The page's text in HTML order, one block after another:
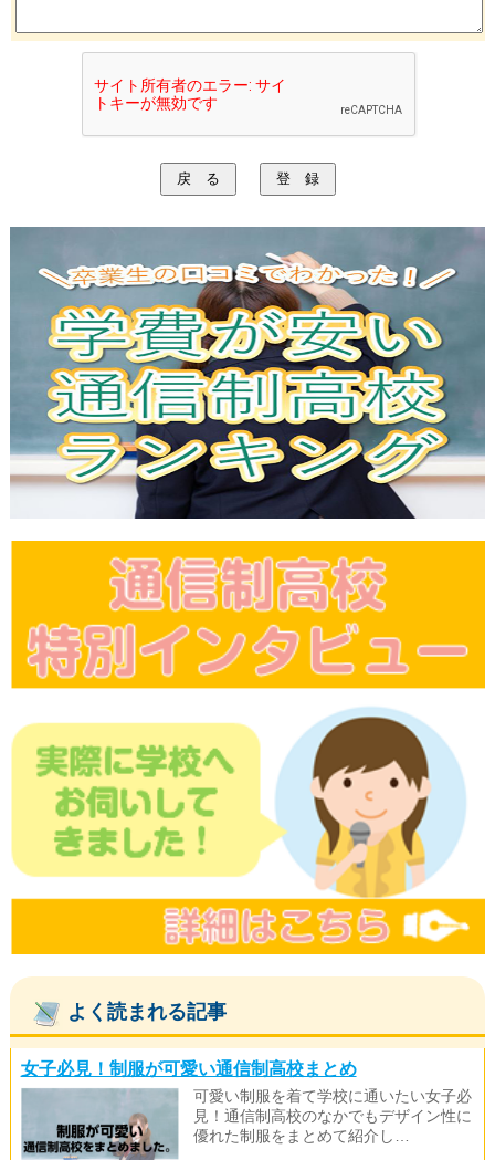
よく読まれる記事
女子必見！制服が可愛い通信制高校まとめ
可愛い制服を着て学校に通いたい女子必
見！通信制高校のなかでもデザイン性に
優れた制服をまとめて紹介し…